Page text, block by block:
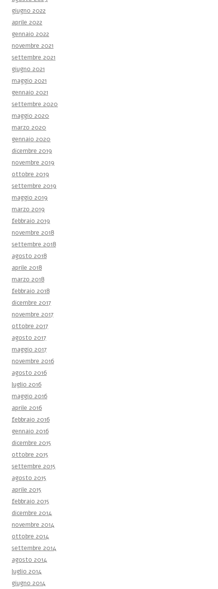
giugno 2022
aprile 2022
gennaio 2022
novembre 2021
settembre 2021
giugno 2021
maggio 2021
gennaio 2021
settembre 2020
maggio 2020
marzo 2020
gennaio 2020
dicembre 2019
novembre 2019
ottobre 2019
settembre 2019
maggio 2019
marzo 2019
febbraio 2019
novembre 2018
settembre 2018
agosto 2018
aprile 2018
marzo 2018
febbraio 2018
dicembre 2017
novembre 2017
ottobre 2017
agosto 2017
maggio 2017
novembre 2016
agosto 2016
luglio 2016
maggio 2016
aprile 2016
febbraio 2016
gennaio 2016
dicembre 2015
ottobre 2015
settembre 2015
agosto 2015
aprile 2015
febbraio 2015
dicembre 2014
novembre 2014
ottobre 2014
settembre 2014
agosto 2014
luglio 2014
giugno 2014